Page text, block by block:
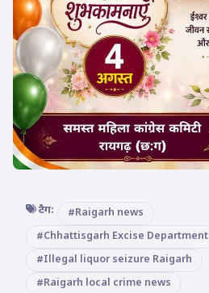
टैग:
#Raigarh news
#Chhattisgarh Excise Department
#Illegal liquor seizure Raigarh
#Raigarh local crime news